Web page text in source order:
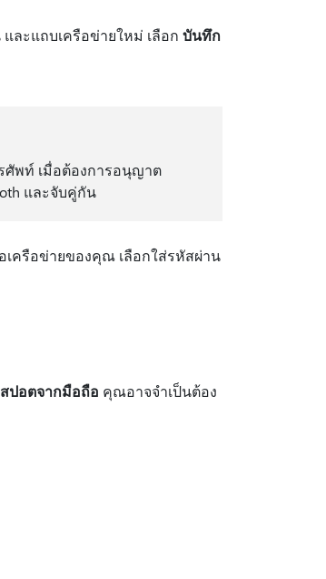
ละแถบเครือข่ายใหม่ เลือก บันทึก
พท์ เมื่อต้องการอนุญาต
และจับคู่กัน
ครือข่ายของคุณ เลือกใส่รหัสผ่าน
ปอตจากมือถือ คุณอาจจําเป็นต้อง